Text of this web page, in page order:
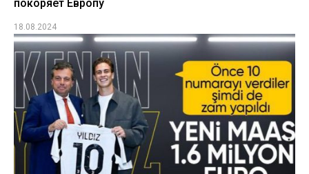
покоряет Европу
18.08.2024